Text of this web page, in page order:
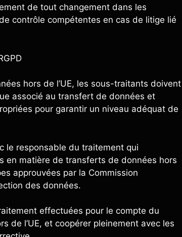
de tout changement dans les
contrôle compétentes en cas de litige lié
hors de l’UE, les sous-traitants doivent
associé au transfert de données et
pour garantir un niveau adéquat de
le responsable du traitement qui
en matière de transferts de données hors
approuvées par la Commission
des données.
effectuées pour le compte du
de l’UE, et coopérer pleinement avec les